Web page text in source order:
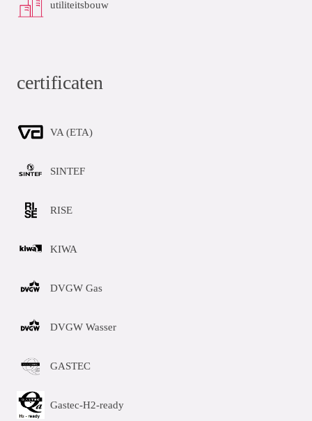
utiliteitsbouw
certificaten
VA (ETA)
SINTEF
RISE
KIWA
DVGW Gas
DVGW Wasser
GASTEC
Gastec-H2-ready